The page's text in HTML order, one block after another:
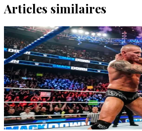
Articles similaires